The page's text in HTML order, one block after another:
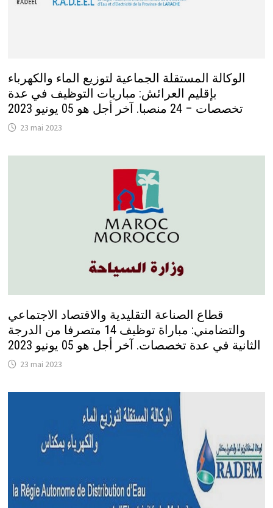
الوكالة المستقلة الجماعية لتوزيع الماء والكهرباء
بإقليم العرائش: مباريات التوظيف في عدة
تخصصات – 24 منصبا. آخر أجل هو 05 يونيو 2023
23 mai 2023
قطاع الصناعة التقليدية والاقتصاد الاجتماعي
والتضامني: مباراة توظيف 14 متصرفا من الدرجة
الثانية في عدة تخصصات. آخر أجل هو 05 يونيو 2023
23 mai 2023